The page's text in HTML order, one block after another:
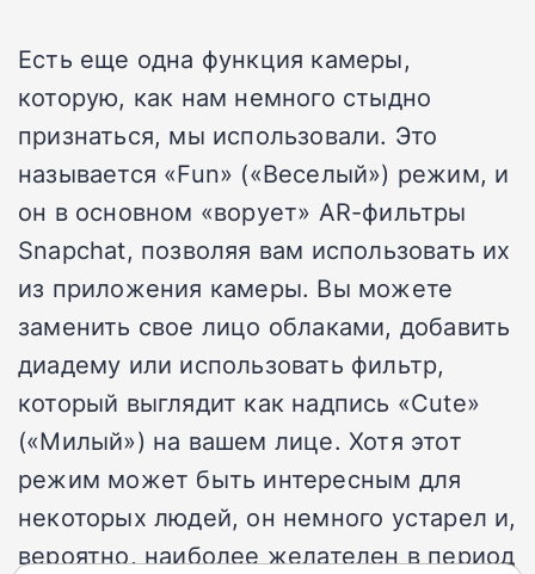
Есть еще одна функция камеры,
которую, как нам немного стыдно
признаться, мы использовали. Это
называется «Fun» («Веселый») режим, и
он в основном «ворует» AR-фильтры
Snapchat, позволяя вам использовать их
из приложения камеры. Вы можете
заменить свое лицо облаками, добавить
диадему или использовать фильтр,
который выглядит как надпись «Cute»
(«Милый») на вашем лице. Хотя этот
режим может быть интересным для
некоторых людей, он немного устарел и,
вероятно, наиболее желателен в период